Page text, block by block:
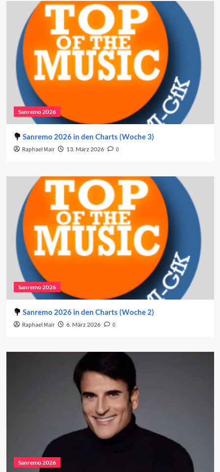
Sanremo 2026
Sanremo 2026 in den Charts (Woche 3)
Raphael Mair 13. März 2026 0
Sanremo 2026
Sanremo 2026 in den Charts (Woche 2)
Raphael Mair 6. März 2026 0
Sanremo 2026